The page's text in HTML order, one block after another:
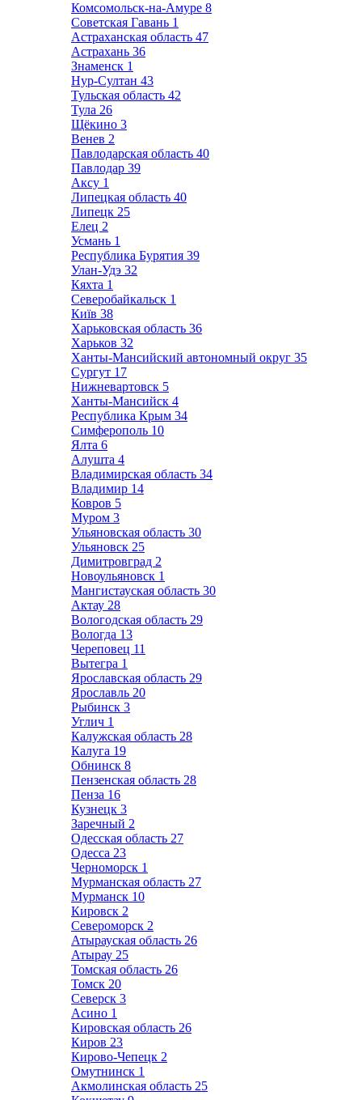
Комсомольск-на-Амуре 8
Советская Гавань 1
Астраханская область 47
Астрахань 36
Знаменск 1
Нур-Султан 43
Тульская область 42
Тула 26
Щёкино 3
Венев 2
Павлодарская область 40
Павлодар 39
Аксу 1
Липецкая область 40
Липецк 25
Елец 2
Усмань 1
Республика Бурятия 39
Улан-Удэ 32
Кяхта 1
Северобайкальск 1
Київ 38
Харьковская область 36
Харьков 32
Ханты-Мансийский автономный округ 35
Сургут 17
Нижневартовск 5
Ханты-Мансийск 4
Республика Крым 34
Симферополь 10
Ялта 6
Алушта 4
Владимирская область 34
Владимир 14
Ковров 5
Муром 3
Ульяновская область 30
Ульяновск 25
Димитровград 2
Новоульяновск 1
Мангистауская область 30
Актау 28
Вологодская область 29
Вологда 13
Череповец 11
Вытегра 1
Ярославская область 29
Ярославль 20
Рыбинск 3
Углич 1
Калужская область 28
Калуга 19
Обнинск 8
Пензенская область 28
Пенза 16
Кузнецк 3
Заречный 2
Одесская область 27
Одесса 23
Черноморск 1
Мурманская область 27
Мурманск 10
Кировск 2
Североморск 2
Атырауская область 26
Атырау 25
Томская область 26
Томск 20
Северск 3
Асино 1
Кировская область 26
Киров 23
Кирово-Чепецк 2
Омутнинск 1
Акмолинская область 25